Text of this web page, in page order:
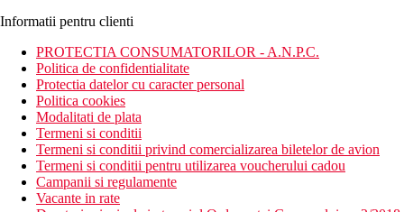
Informatii pentru clienti
PROTECTIA CONSUMATORILOR - A.N.P.C.
Politica de confidentialitate
Protectia datelor cu caracter personal
Politica cookies
Modalitati de plata
Termeni si conditii
Termeni si conditii privind comercializarea biletelor de avion
Termeni si conditii pentru utilizarea voucherului cadou
Campanii si regulamente
Vacante in rate